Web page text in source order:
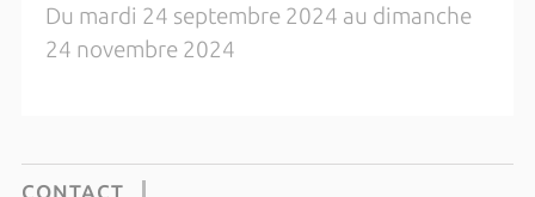
Du mardi 24 septembre 2024 au dimanche
24 novembre 2024
CONTACT